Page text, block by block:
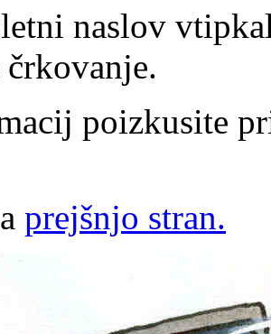
naslov
poizkusite
prejšnjo stran.